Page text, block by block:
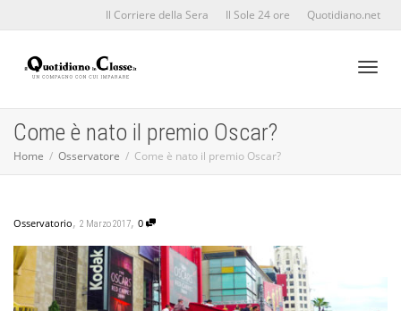
Il Corriere della Sera Il Sole 24 ore Quotidiano.net
Come è nato il premio Oscar?
Home Osservatore Come è nato il premio Oscar?
Osservatorio, 2 Marzo 2017, 0